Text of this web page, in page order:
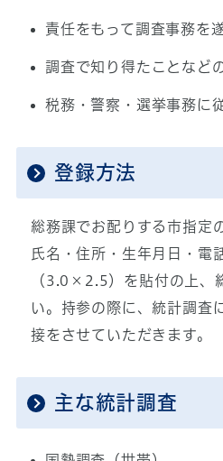
責任をもって調査事務を
調査で知り得たことなど
税務・警察・選挙事務に
登録方法
総務課でお配りする市指定
氏名・住所・生年月日・電
（3.0×2.5）を貼付の上、
い。持参の際に、統計調査
接をさせていただきます。
主な統計調査